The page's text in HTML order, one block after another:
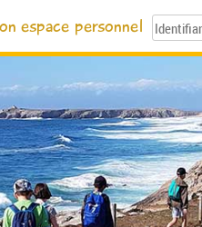
espace personnel